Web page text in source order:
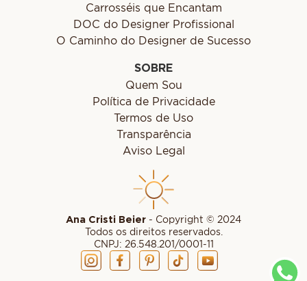
Ana Cristi Beier - Copyright © 2024
Todos os direitos reservados.
CNPJ: 26.548.201/0001-11
Carrosséis que Encantam
DOC do Designer Profissional
O Caminho do Designer de Sucesso
SOBRE
Quem Sou
Política de Privacidade
Termos de Uso
Transparência
Aviso Legal